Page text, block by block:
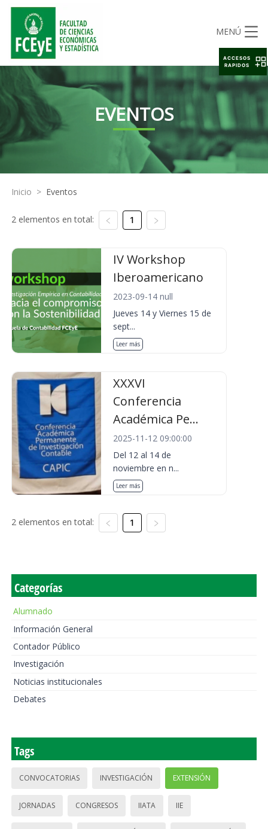
MENÚ
EVENTOS
Inicio > Eventos
2 elementos en total: 1
IV Workshop
Iberoamericano
2023-09-14 null
Jueves 14 y Viernes 15 de
sept...
Leer más
XXXVI
Conferencia
Académica Pe...
2025-11-12 09:00:00
Del 12 al 14 de
noviembre en n...
Leer más
2 elementos en total: 1
Categorías
Alumnado
Información General
Contador Público
Investigación
Noticias institucionales
Debates
Tags
CONVOCATORIAS INVESTIGACIÓN EXTENSIÓN
JORNADAS CONGRESOS IIATA IIE
ACCESOS
RAPIDOS